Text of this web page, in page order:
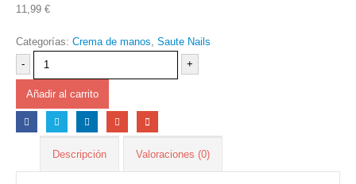
11,99 €
Categorías: Crema de manos Saute Nails
-
+
Añadir al carrito
Descripción Valoraciones (0)